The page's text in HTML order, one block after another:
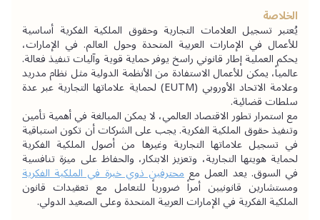
الخلاصة
سلطات قضائية.
في السوق. يعد العمل مع محترفين ذوي خبرة في الملكية الفكرية
الملكية الفكرية في الإمارات العربية المتحدة وعلى الصعيد الدولي.